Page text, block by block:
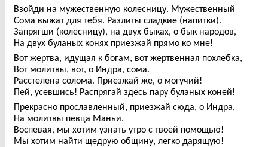
Взойди на мужественную колесницу. Мужественный
Сома выжат для тебя. Разлиты сладкие (напитки).
Запрягши (колесницу), на двух быках, о бык народов,
На двух буланых конях приезжай прямо ко мне!
Вот жертва, идущая к богам, вот жертвенная похлебка,
Вот молитвы, вот, о Индра, сома.
Расстелена солома. Приезжай же, о могучий!
Пей, усевшись! Распрягай здесь пару буланых коней!
Прекрасно прославленный, приезжай сюда, о Индра,
На молитвы певца Маньи.
Воспевая, мы хотим узнать утро с твоей помощью!
Мы хотим найти щедрую общину, легко дарящую!